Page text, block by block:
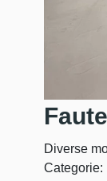
Diverse
Categorie: